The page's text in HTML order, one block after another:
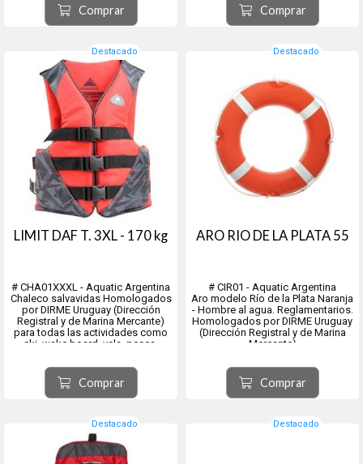
Colores: VARIOS
----------------------------------------------...
Comprar
Colores: VARIOS
-----------------------------------------...
Comprar
Destacado
LIMIT DAF T. 3XL - 170 kg
# CHA01XXXL - Aquatic Argentina
Chaleco salvavidas Homologados
por DIRME Uruguay (Dirección
Registral y de Marina Mercante)
para todas las actividades como
ski, wake board, vela, pesca,
Talle: 3XL = 170Kg.
Colores: VARIOS
----------------------------------------...
Comprar
Destacado
ARO RIO DE LA PLATA 55
# CIR01 - Aquatic Argentina
Aro modelo Río de la Plata Naranja
- Hombre al agua. Reglamentarios.
Homologados por DIRME Uruguay
(Dirección Registral y de Marina
Mercante)
polímero de alto impacto y relleno
de poliuretano expandido.
Resiste rayos UV. Guirnalda exte...
Comprar
Destacado Destacado